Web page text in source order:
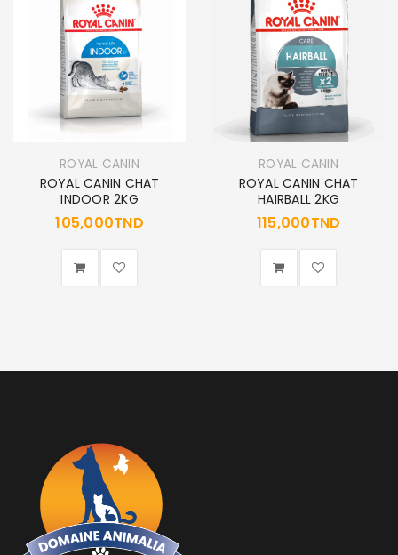
ROYAL CANIN
ROYAL CANIN CHAT
INDOOR 2KG
105,000TND
ROYAL CANIN
ROYAL CANIN CHAT
HAIRBALL 2KG
115,000TND